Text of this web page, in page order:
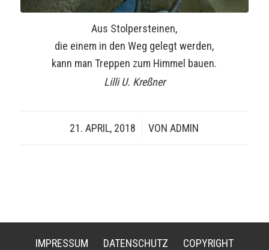
Aus Stolpersteinen,
die einem in den Weg gelegt werden,
kann man Treppen zum Himmel bauen.
Lilli U. Kreßner
21. APRIL, 2018
/ VONADMIN
IMPRESSUM DATENSCHUTZ COPYRIGHT